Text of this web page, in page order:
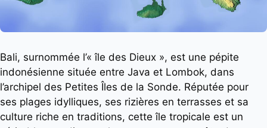
Bali, surnommée l’« île des Dieux », est une pépite
indonésienne située entre Java et Lombok, dans
l’archipel des Petites Îles de la Sonde. Réputée pour
ses plages idylliques, ses rizières en terrasses et sa
culture riche en traditions, cette île tropicale est un